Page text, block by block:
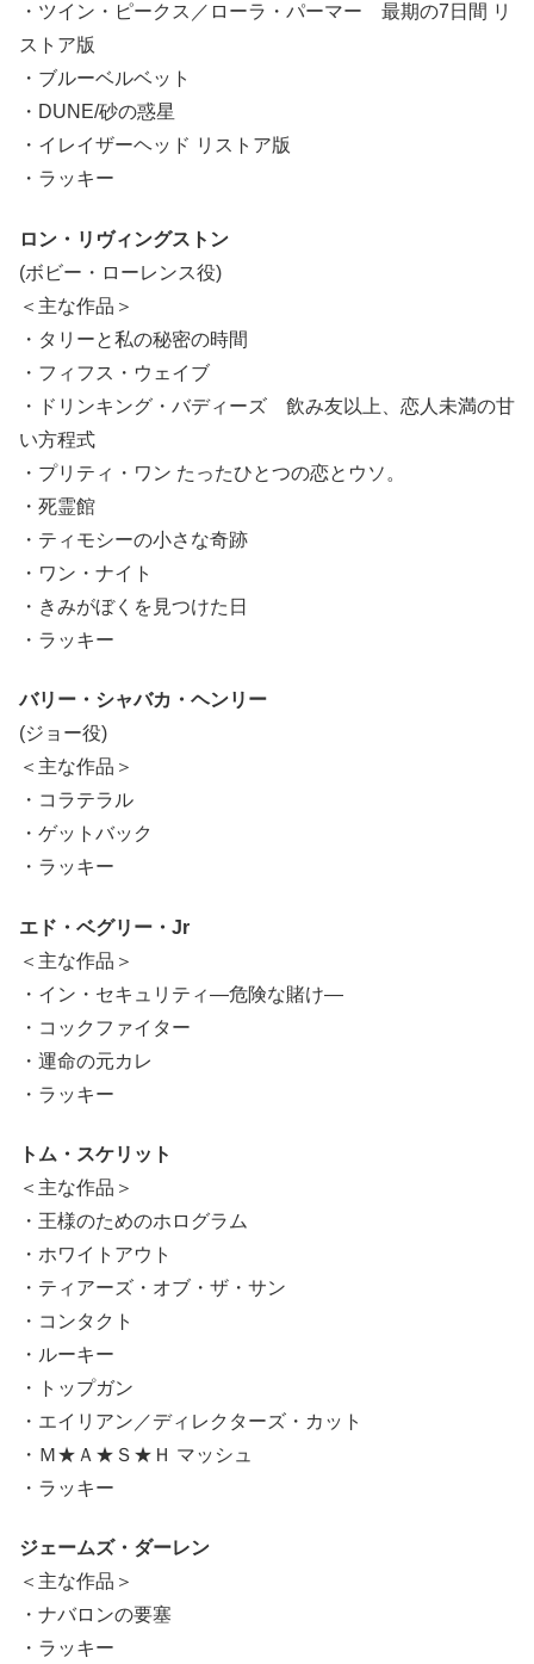
・ツイン・ピークス／ローラ・パーマー 最期の7日間 リ
ストア版
・ブルーベルベット
・DUNE/砂の惑星
・イレイザーヘッド リストア版
・ラッキー
ロン・リヴィングストン
(ボビー・ローレンス役)
＜主な作品＞
・タリーと私の秘密の時間
・フィフス・ウェイブ
・ドリンキング・バディーズ 飲み友以上、恋人未満の甘
い方程式
・プリティ・ワン たったひとつの恋とウソ。
・死霊館
・ティモシーの小さな奇跡
・ワン・ナイト
・きみがぼくを見つけた日
・ラッキー
バリー・シャバカ・ヘンリー
(ジョー役)
＜主な作品＞
・コラテラル
・ゲットバック
・ラッキー
エド・ベグリー・Jr
＜主な作品＞
・イン・セキュリティ―危険な賭け―
・コックファイター
・運命の元カレ
・ラッキー
トム・スケリット
＜主な作品＞
・王様のためのホログラム
・ホワイトアウト
・ティアーズ・オブ・ザ・サン
・コンタクト
・ルーキー
・トップガン
・エイリアン／ディレクターズ・カット
・Ｍ★Ａ★Ｓ★Ｈ マッシュ
・ラッキー
ジェームズ・ダーレン
＜主な作品＞
・ナバロンの要塞
・ラッキー